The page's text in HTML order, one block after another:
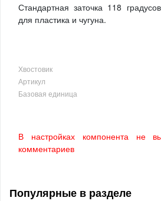
Стандартная заточка 118
для пластика и чугуна.
Хвостовик
Артикул
Базовая единица
В настройках компонента не
комментариев
Популярные в разделе